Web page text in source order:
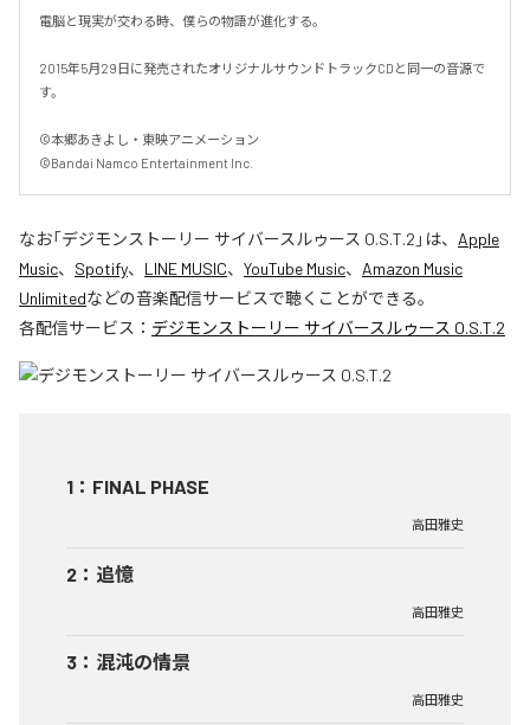
電脳と現実が交わる時、僕らの物語が進化する。
2015年5月29日に発売されたオリジナルサウンドトラックCDと同一の音源で
す。
©本郷あきよし・東映アニメーション
©Bandai Namco Entertainment Inc.
なお「デジモンストーリー サイバースルゥース O.S.T.2 」は、 Apple
Music、 Spotify、 LINE MUSIC、 YouTube Music、 Amazon Music
Unlimitedなどの音楽配信サービスで聴くことができる。
各配信サービス： デジモンストーリー サイバースルゥース O.S.T.2
1 ： FINAL PHASE
高田雅史
2 ： 追憶
高田雅史
3 ： 混沌の情景
高田雅史